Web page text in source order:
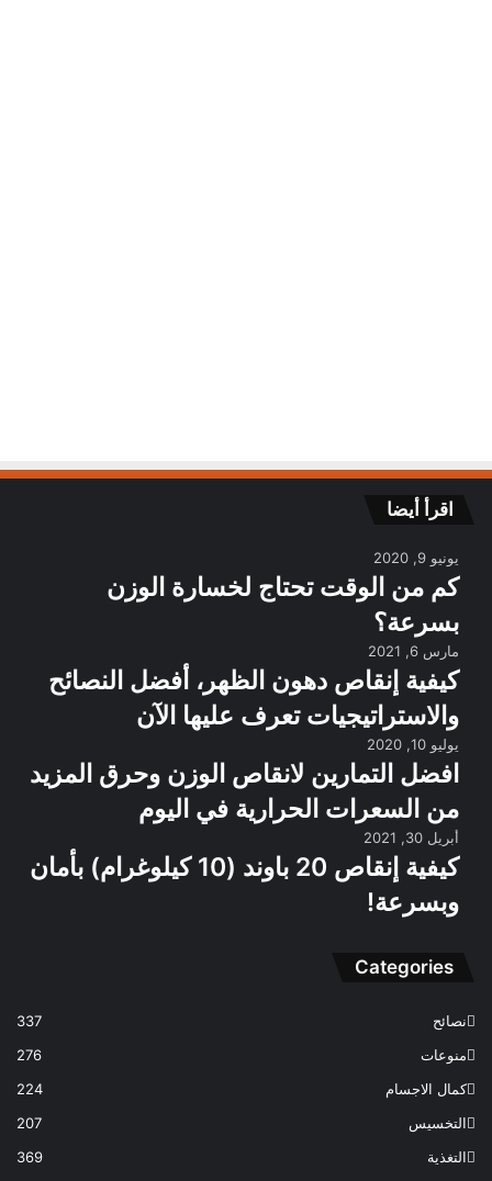
اقرأ أيضا
يونيو 9, 2020
كم من الوقت تحتاج لخسارة الوزن
بسرعة؟
مارس 6, 2021
كيفية إنقاص دهون الظهر، أفضل النصائح
والاستراتيجيات تعرف عليها الآن
يوليو 10, 2020
افضل التمارين لانقاص الوزن وحرق المزيد
من السعرات الحرارية في اليوم
أبريل 30, 2021
كيفية إنقاص 20 باوند (10 كيلوغرام) بأمان
وبسرعة!
Categories
نصائح
337
منوعات
276
كمال الاجسام
224
التخسيس
207
التغذية
369